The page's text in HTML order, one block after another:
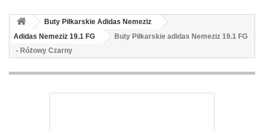
Buty Piłkarskie Adidas Nemeziz
Adidas Nemeziz 19.1 FG
Buty Piłkarskie adidas Nemeziz 19.1 FG
- Różowy Czarny